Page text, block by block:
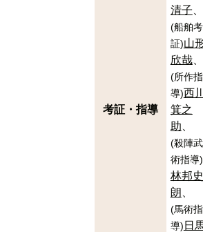
考証・指導
清子
(船舶考
証)山
欣哉
(所作指
導)西川
箕之
助
(殺陣武
術指導)
林邦史
朗
(馬術指
導) 日